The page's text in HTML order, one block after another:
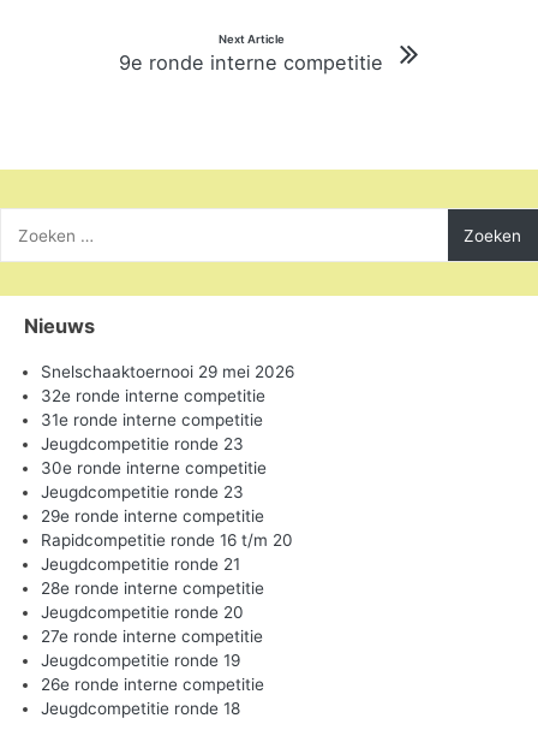
Next Article
9e ronde interne competitie
naar:
Nieuws
Snelschaaktoernooi 29 mei 2026
32e ronde interne competitie
31e ronde interne competitie
Jeugdcompetitie ronde 23
30e ronde interne competitie
Jeugdcompetitie ronde 23
29e ronde interne competitie
Rapidcompetitie ronde 16 t/m 20
Jeugdcompetitie ronde 21
28e ronde interne competitie
Jeugdcompetitie ronde 20
27e ronde interne competitie
Jeugdcompetitie ronde 19
26e ronde interne competitie
Jeugdcompetitie ronde 18